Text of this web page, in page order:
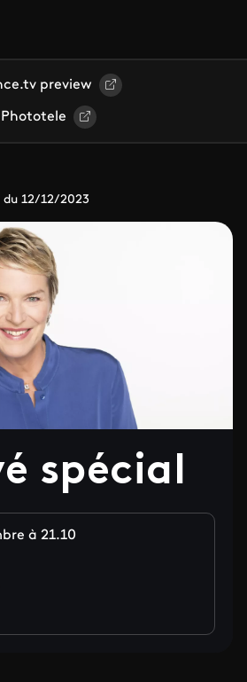
preview
Phototele
du 12/12/2023
spécial
à 21.10